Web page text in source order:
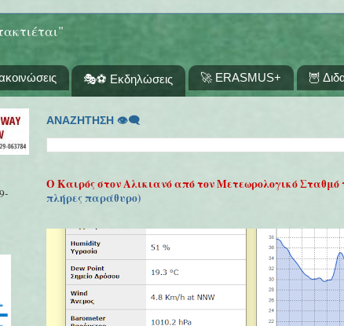
🎭⚽ Εκδηλώσεις 🚀 ERASMUS+ 🦉
ΑΝΑΖΗΤΗΣΗ 👁‍🗨
Ο Καιρός στον Αλικιανό από τον Μετεωρολογικό Σταθμό
πλήρες παράθυρο)